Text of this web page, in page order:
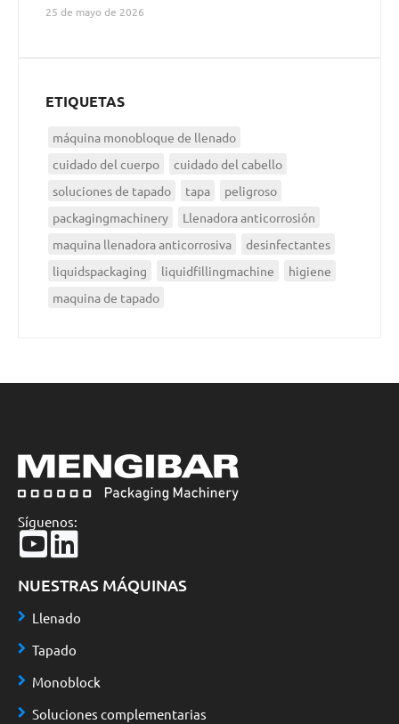
25 de mayo de 2026
ETIQUETAS
máquina monobloque de llenado
cuidado del cuerpo
cuidado del cabello
soluciones de tapado
tapa
peligroso
packagingmachinery
Llenadora anticorrosión
maquina llenadora anticorrosiva
desinfectantes
liquidspackaging
liquidfillingmachine
higiene
maquina de tapado
Síguenos:
NUESTRAS MÁQUINAS
Llenado
Tapado
Monoblock
Soluciones complementarias